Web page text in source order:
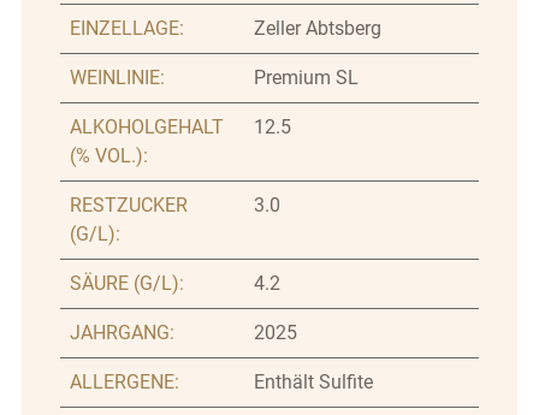
EINZELLAGE: Zeller Abtsberg
WEINLINIE: Premium SL
ALKOHOLGEHALT
(% VOL.):
12.5
RESTZUCKER
(G/L):
3.0
SÄURE (G/L): 4.2
JAHRGANG: 2025
ALLERGENE: Enthält Sulfite